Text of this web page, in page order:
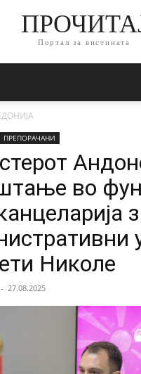
Портал за вистината
ПРЕПОРАЧАНИ
во
Николе
- 27.08.2025